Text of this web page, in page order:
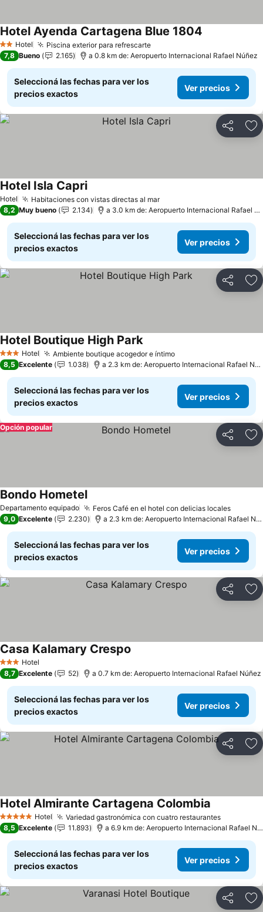
2 Estrellas
Hotel Piscina exterior para refrescarte
Hotel Ayenda Cartagena Blue 1804
7,8 Bueno 2.165 a 0.8 km de: Aeropuerto Internacional Rafael Núñez
Seleccioná las fechas para ver los
precios exactos
Ver precios
Compartir
Hotel Habitaciones con vistas directas al mar
Hotel Isla Capri
8,2 Muy bueno 2.134 a 3.0 km de: Aeropuerto Internacional Rafael Núñez
Seleccioná las fechas para ver los
precios exactos
Ver precios
Compartir
3 Estrellas
Hotel Ambiente boutique acogedor e íntimo
Hotel Boutique High Park
8,5 Excelente 1.038 a 2.3 km de: Aeropuerto Internacional Rafael Núñez
Seleccioná las fechas para ver los
precios exactos
Ver precios
Compartir
Opción popular
Departamento equipado Feros Café en el hotel con delicias locales
Bondo Hometel
9,0 Excelente 2.230 a 2.3 km de: Aeropuerto Internacional Rafael Núñez
Seleccioná las fechas para ver los
precios exactos
Ver precios
Compartir
3 Estrellas
Hotel
Casa Kalamary Crespo
8,7 Excelente 52 a 0.7 km de: Aeropuerto Internacional Rafael Núñez
Seleccioná las fechas para ver los
precios exactos
Ver precios
Compartir
5 Estrellas Hotel Variedad gastronómica con cuatro restaurantes
Hotel Almirante Cartagena Colombia
8,5 Excelente 11.893 a 6.9 km de: Aeropuerto Internacional Rafael Núñez
Seleccioná las fechas para ver los
precios exactos
Ver precios
Compartir